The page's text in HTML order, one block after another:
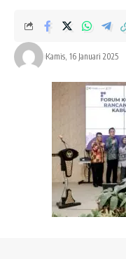
Kamis, 16 Januari 2025